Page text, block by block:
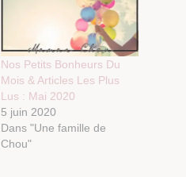
Nos Petits Bonheurs Du
Mois & Articles Les Plus
Lus : Mai 2020
5 juin 2020
Dans "Une famille de
Chou"